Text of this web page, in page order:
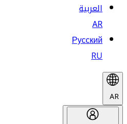
العربية
AR
Русский
RU
AR